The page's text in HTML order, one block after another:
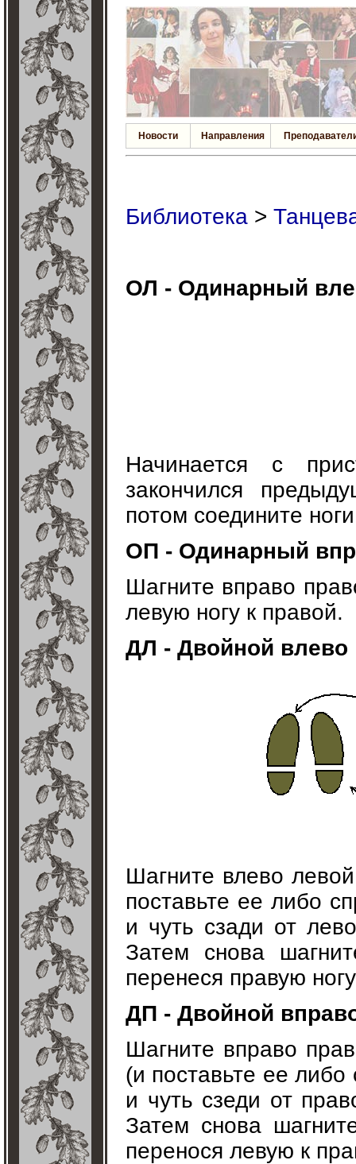
Новости Направления
Библиотека >
ОЛ - Одинарный
Начинается с
закончился
потом соедините
ОП - Одинарный
Шагните вправо
левую ногу к правой.
ДЛ - Двойной влево
Шагните влево
поставьте ее либо
и чуть сзади от
Затем снова
перенеся правую
ДП - Двойной
Шагните вправо
(и поставьте ее
и чуть сзеди от
Затем снова
перенося левую к